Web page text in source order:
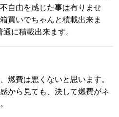
自由を感じた事は有りませ
買いでちゃんと積載出来ま
に積載出来ます。
燃費は悪くないと思います。
から見ても、決して燃費がネ